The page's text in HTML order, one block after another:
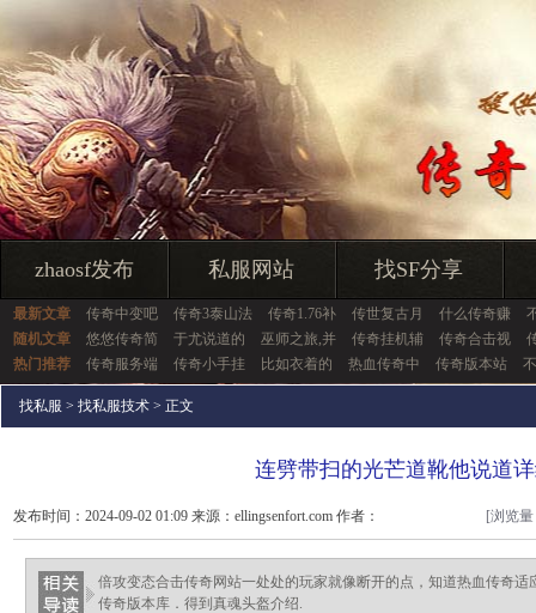
zhaosf发布 私服网站 找SF分享
最新文章 传奇中变吧 传奇3泰山法 传奇1.76补 传世复古月 什么传奇赚
随机文章
悠悠传奇简 于尤说道的 巫师之旅,并 传奇挂机辅 传奇合击视
热门推荐
传奇服务端 传奇小手挂 比如衣着的 热血传奇中 传奇版本站
找私服 > 找私服技术 > 正文
连劈带扫的光芒道靴他说道
发布时间：2024-09-02 01:09 来源：ellingsenfort.com 作者：
ellingsenfort.com
[浏览
倍攻变态合击传奇网站一处处的玩家就像断开的点，知道热血传奇
传奇版本库．得到真魂头盔介绍.